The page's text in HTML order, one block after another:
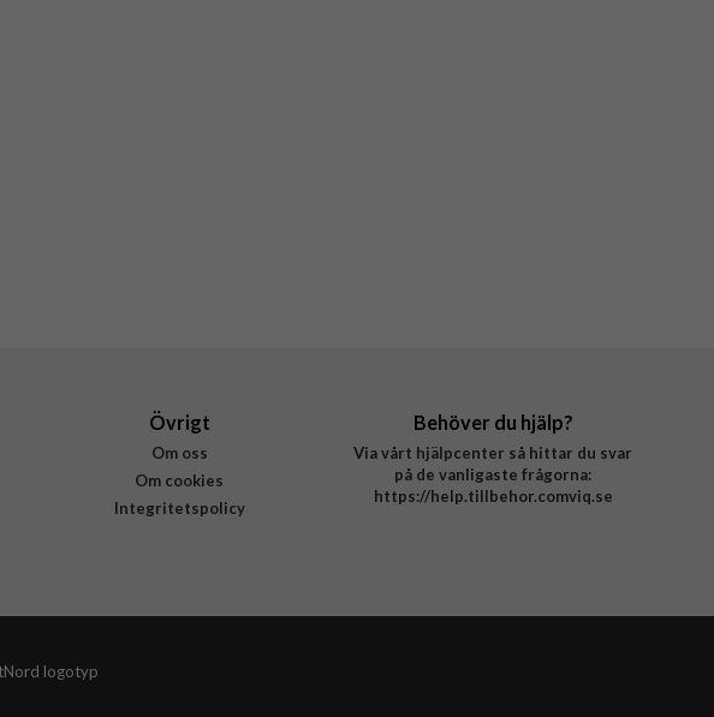
Övrigt
Om oss
Om cookies
Integritetspolicy
Behöver du hjälp?
Via vårt hjälpcenter så hittar du svar
på de vanligaste frågorna:
https://help.tillbehor.comviq.se